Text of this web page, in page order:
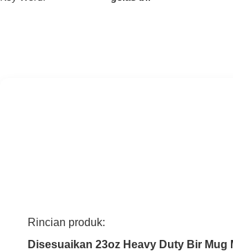
Rincian produk:
Disesuaikan 23oz Heavy Duty Bir